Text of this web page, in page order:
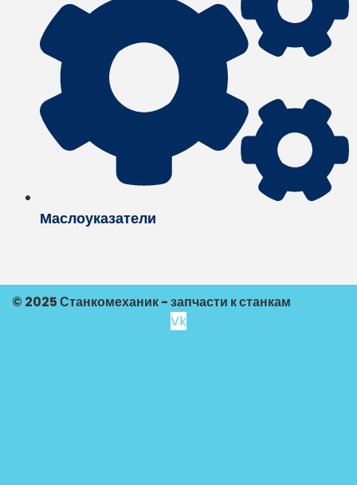
Маслоуказатели
© 2025 Станкомеханик - запчасти к станкам
Vk